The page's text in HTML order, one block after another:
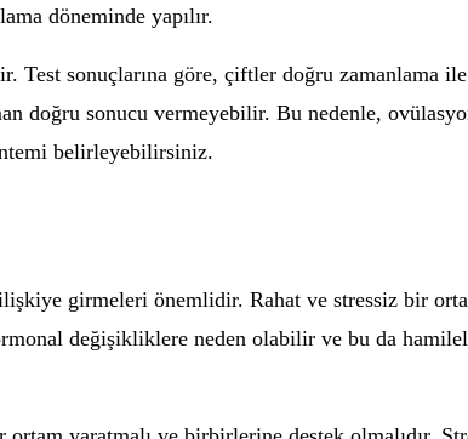
döneminde yapılır.
sonuçlarına göre, çiftler doğru zamanlama
doğru sonucu vermeyebilir. Bu nedenle,
belirleyebilirsiniz.
girmeleri önemlidir. Rahat ve stressiz bir
değişikliklere neden olabilir ve bu da